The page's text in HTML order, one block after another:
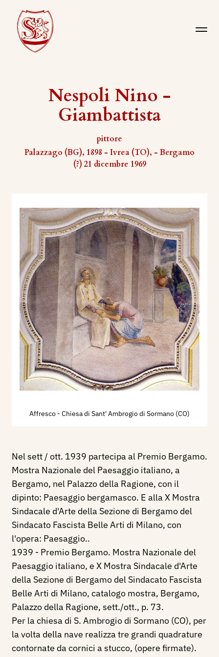
Nespoli Nino -
Giambattista
pittore
Palazzago (BG), 1898 - Ivrea (TO), - Bergamo
(?) 21 dicembre 1969
Affresco - Chiesa di Sant' Ambrogio di Sormano (CO)
Nel sett / ott. 1939 partecipa al Premio Bergamo.
Mostra Nazionale del Paesaggio italiano, a
Bergamo, nel Palazzo della Ragione, con il
dipinto: Paesaggio bergamasco. E alla X Mostra
Sindacale d'Arte della Sezione di Bergamo del
Sindacato Fascista Belle Arti di Milano, con
l'opera: Paesaggio..
1939 - Premio Bergamo. Mostra Nazionale del
Paesaggio italiano, e X Mostra Sindacale d'Arte
della Sezione di Bergamo del Sindacato Fascista
Belle Arti di Milano, catalogo mostra, Bergamo,
Palazzo della Ragione, sett./ott., p. 73.
Per la chiesa di S. Ambrogio di Sormano (CO), per
la volta della nave realizza tre grandi quadrature
contornate da cornici a stucco, (opere firmate).